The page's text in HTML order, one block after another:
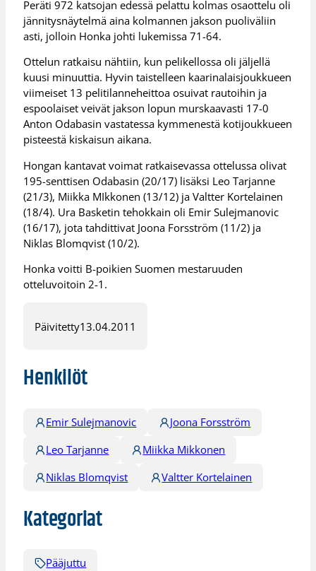
Peräti 972 katsojan edessä pelattu kolmas osaottelu oli
jännitysnäytelmä aina kolmannen jakson puoliväliin
asti, jolloin Honka johti lukemissa 71-64.
Ottelun ratkaisu nähtiin, kun pelikellossa oli jäljellä
kuusi minuuttia. Hyvin taistelleen kaarinalaisjoukkueen
viimeiset 13 pelitilanneheittoa osuivat rautoihin ja
espoolaiset veivät jakson lopun murskaavasti 17-0
Anton Odabasin vastatessa kymmenestä kotijoukkueen
pisteestä kiskaisun aikana.
Hongan kantavat voimat ratkaisevassa ottelussa olivat
195-senttisen Odabasin (20/17) lisäksi Leo Tarjanne
(21/3), Miikka MIkkonen (13/12) ja Valtter Kortelainen
(18/4). Ura Basketin tehokkain oli Emir Sulejmanovic
(16/17), jota tahdittivat Joona Forsström (11/2) ja
Niklas Blomqvist (10/2).
Honka voitti B-poikien Suomen mestaruuden
otteluvoitoin 2-1.
Päivitetty13.04.2011
Henkilöt
Emir Sulejmanovic
Joona Forsström
Leo Tarjanne
Miikka Mikkonen
Niklas Blomqvist
Valtter Kortelainen
Kategoriat
Pääjuttu